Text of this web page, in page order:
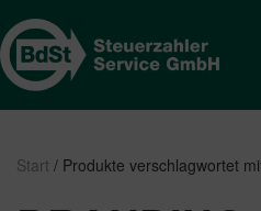
Start / Produkte verschlagwortet